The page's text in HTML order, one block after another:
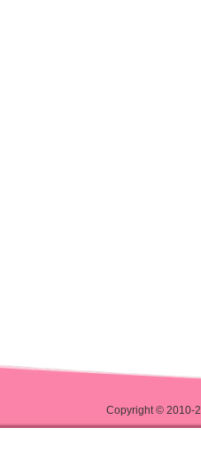
Copyright © 2010-